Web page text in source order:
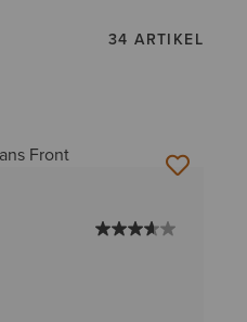
34 ARTIKEL